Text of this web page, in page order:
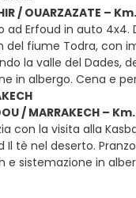
/ OUARZAZATE –
Erfoud in auto
del fiume Todra, con
la valle del Dades,
in albergo. Cena e
/ MARRAKECH –
con la visita alla
Il tè nel deserto.
e sistemazione in